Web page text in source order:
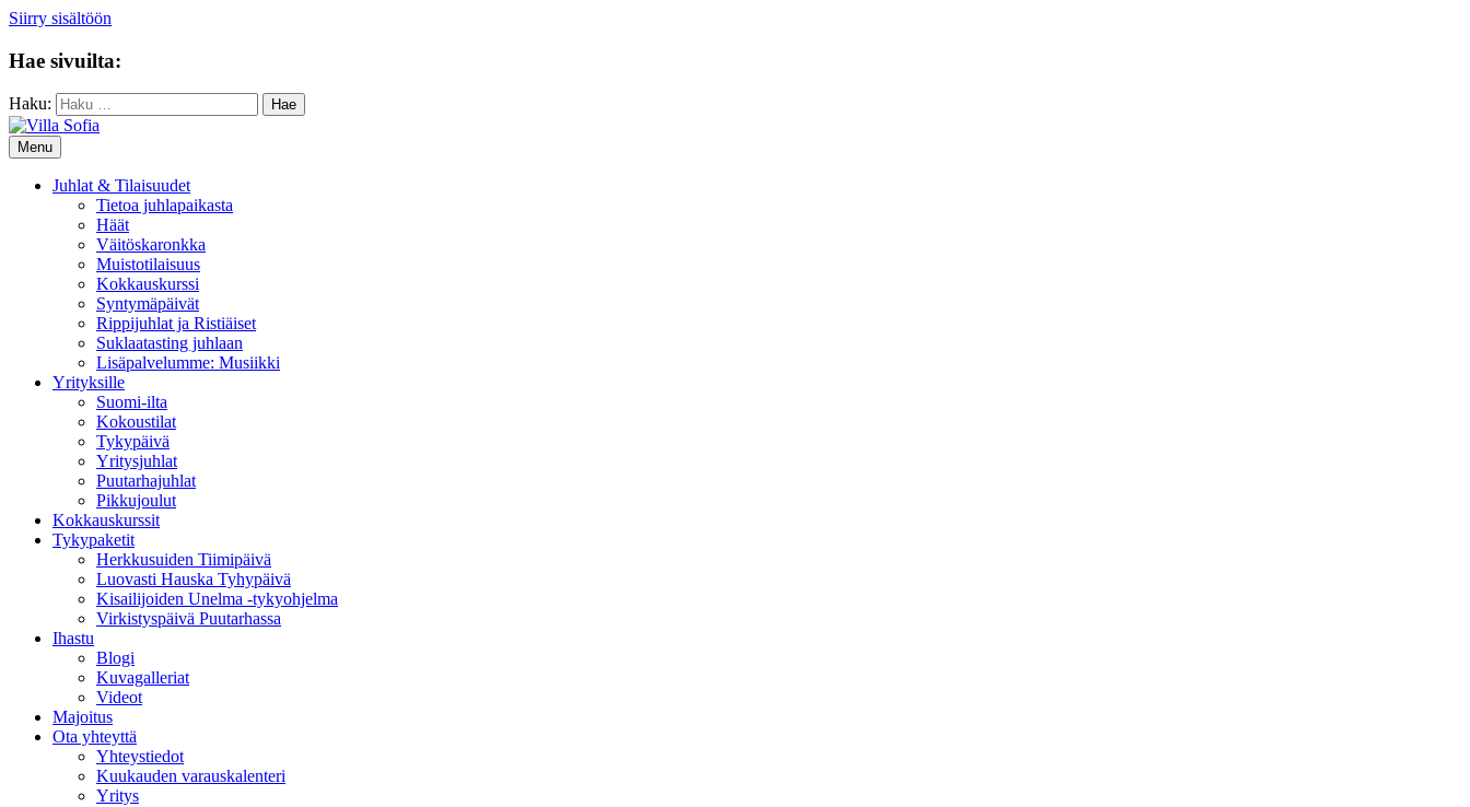
Siirry sisältöön
Hae sivuilta:
Haku:
Menu
Juhlat & Tilaisuudet
Tietoa juhlapaikasta
Häät
Väitöskaronkka
Muistotilaisuus
Kokkauskurssi
Syntymäpäivät
Rippijuhlat ja Ristiäiset
Suklaatasting juhlaan
Lisäpalvelumme: Musiikki
Yrityksille
Suomi-ilta
Kokoustilat
Tykypäivä
Yritysjuhlat
Puutarhajuhlat
Pikkujoulut
Kokkauskurssit
Tykypaketit
Herkkusuiden Tiimipäivä
Luovasti Hauska Tyhypäivä
Kisailijoiden Unelma -tykyohjelma
Virkistyspäivä Puutarhassa
Ihastu
Blogi
Kuvagalleriat
Videot
Majoitus
Ota yhteyttä
Yhteystiedot
Kuukauden varauskalenteri
Yritys